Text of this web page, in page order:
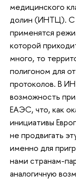
медицинского
долин (ИНТЦ). С
применятся
которой
много, то
полигоном для
протоколов. В
возможность
ЕАЭС, что, как
инициативы
не продвигать
именно для
нами странам-
аналогичную